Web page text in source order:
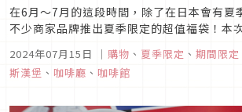
在6月～7月的這段時間，除了在日本會有夏
不少商家品牌推出夏季限定的超值福袋！本
袋還因應電影《神偷奶爸4》在日上映，而
名款，限定周邊只有購買福袋才能得到。
2024年07月15日 ｜ 購物 、 夏季限定 、 期間限定
斯漢堡 、 咖啡廳 、 咖啡館